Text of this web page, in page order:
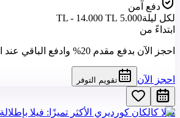
دفع آمن
لكل ليلة5.000 TL - 14.000 TL
ابتداءً من
احجز الآن بدفع مقدم 20% وادفع الباقي عند الوصول إلى الفيلا!
احجز الآن تقويم التوفر
فيلا كالكان كورديري الأكثر تميزًا: فيلا